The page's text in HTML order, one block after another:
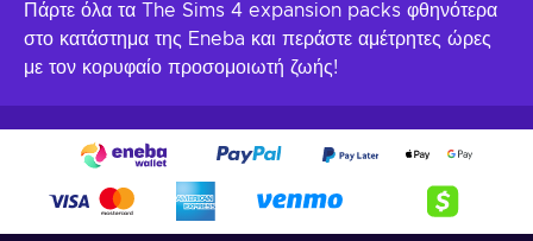
Πάρτε όλα τα The Sims 4 expansion packs φθηνότερα
στο κατάστημα της Eneba και περάστε αμέτρητες ώρες
με τον κορυφαίο προσομοιωτή ζωής!